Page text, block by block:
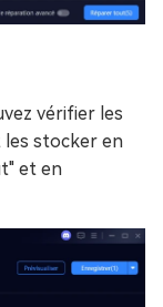
vérifier les
les stocker en
et en